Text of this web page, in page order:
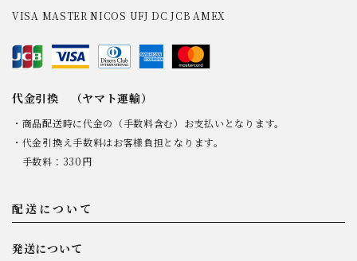
VISA MASTER NICOS UFJ DC JCB AMEX
代金引換 （ヤマト運輸）
・商品配送時に代金の（手数料含む）お支払いとなります。
・代金引換え手数料はお客様負担となります。
手数料：330円
配送について
発送について